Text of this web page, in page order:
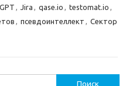
, Jira , qase.io , testomat.io ,
, псевдоинтеллект , Сектор